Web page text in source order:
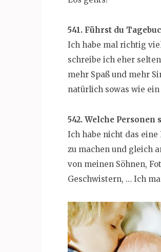
541. Führst du
Ich habe mal richtig
schreibe ich eher
mehr Spaß und mehr
natürlich sowas wie
542. Welche
Ich habe nicht das
zu machen und gleich
von meinen Söhnen,
Geschwistern, … Ich